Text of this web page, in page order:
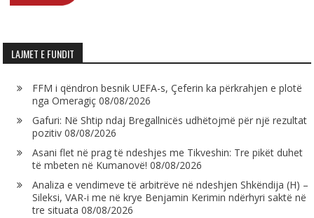
LAJMET E FUNDIT
FFM i qëndron besnik UEFA-s, Çeferin ka përkrahjen e plotë
nga Omeragiç 08/08/2026
Gafuri: Në Shtip ndaj Bregallnicës udhëtojmë për një rezultat
pozitiv 08/08/2026
Asani flet në prag të ndeshjes me Tikveshin: Tre pikët duhet
të mbeten në Kumanovë! 08/08/2026
Analiza e vendimeve të arbitrëve në ndeshjen Shkëndija (H) –
Sileksi, VAR-i me në krye Benjamin Kerimin ndërhyri saktë në
tre situata 08/08/2026